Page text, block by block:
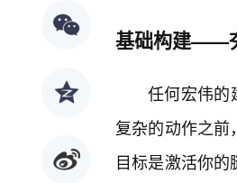
基础构建——
任何宏伟的
复杂的动作之
目标是激活你